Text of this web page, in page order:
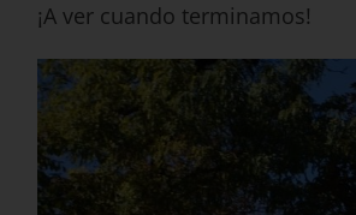
¡A ver cuando terminamos!